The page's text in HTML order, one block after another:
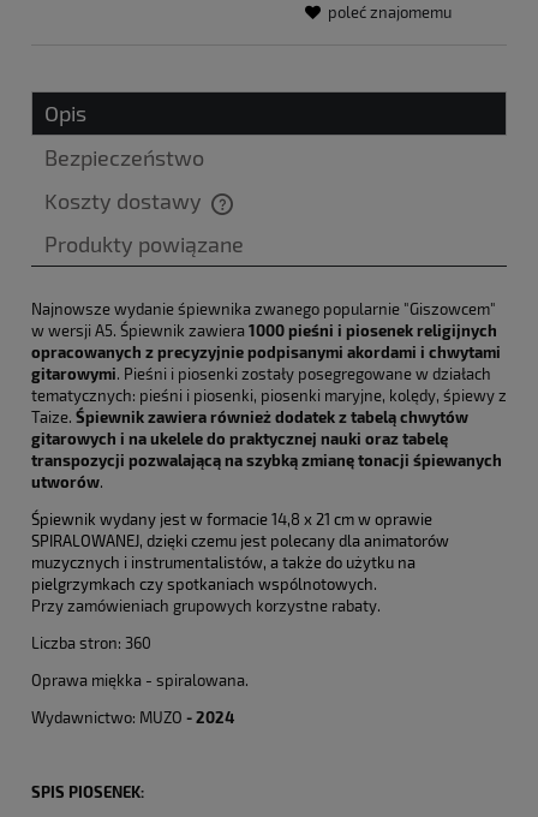
poleć znajomemu
Opis
Bezpieczeństwo
Koszty dostawy
Cena nie zawiera ewentualnych kosztów płatności
Produkty powiązane
Najnowsze wydanie śpiewnika zwanego popularnie "Giszowcem"
w wersji A5. Śpiewnik zawiera 1000 pieśni i piosenek religijnych
opracowanych z precyzyjnie podpisanymi akordami i chwytami
gitarowymi. Pieśni i piosenki zostały posegregowane w działach
tematycznych: pieśni i piosenki, piosenki maryjne, kolędy, śpiewy z
Taize. Śpiewnik zawiera również dodatek z tabelą chwytów
gitarowych i na ukelele do praktycznej nauki oraz tabelę
transpozycji pozwalającą na szybką zmianę tonacji śpiewanych
utworów.
Śpiewnik wydany jest w formacie 14,8 x 21 cm w oprawie
SPIRALOWANEJ, dzięki czemu jest polecany dla animatorów
muzycznych i instrumentalistów, a także do użytku na
pielgrzymkach czy spotkaniach wspólnotowych.
Przy zamówieniach grupowych korzystne rabaty.
Liczba stron: 360
Oprawa miękka - spiralowana.
Wydawnictwo: MUZO - 2024
SPIS PIOSENEK: